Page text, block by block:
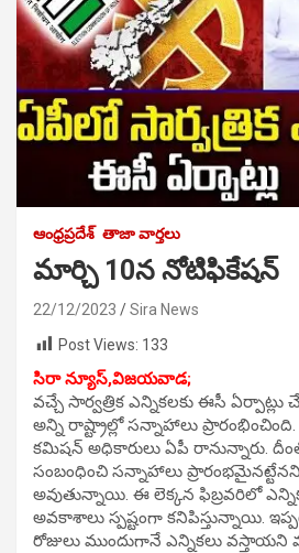
ఆంధ్రప్రదేశ్ తాజా వార్తలు
మార్చి 10న నోటిఫికేషన్
22/12/2023
Sira News
Post Views: 133
సిరా న్యూస్,విజయవాడ;
వచ్చే సార్వత్రిక ఎన్నికలకు ఈసీ ఏర్పాట్లు
అన్ని రాష్ట్రాల్లో సన్నాహాలు ప్రారంభించింది.
కమిషన్ అధికారులు ఏపీ రానున్నారు.
సంబంధించి సన్నాహాలు
అవుతున్నాయి. ఈ లెక్కన ఫిబ్రవరిలో
అవకాశాలు స్పష్టంగా కనిపిస్తున్నాయి.
రోజులు ముందుగానే ఎన్నికలు వస్తాయని